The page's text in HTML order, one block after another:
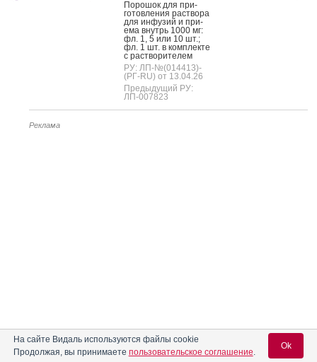
По­рошок для при­
готов­ле­ния рас­тво­ра
для ин­фу­зий и при­
ема внутрь 1000 мг:
фл. 1, 5 или 10 шт.;
фл. 1 шт. в ком­плек­те
с рас­тво­рите­лем
РУ: ЛП-№(014413)-
(РГ-RU) от 13.04.26
Предыдущий РУ:
ЛП-007823
Реклама
На сайте Видаль используются файлы cookie
Продолжая, вы принимаете пользовательское соглашение.
Ok